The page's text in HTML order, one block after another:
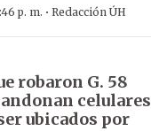
p. m. · Redacción ÚH
robaron G. 58
celulares
ubicados por